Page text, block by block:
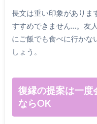
長文は重い印象がありま
すすめできません…。友
にご飯でも食べに行かな
しょう。
復縁の提案は一度
ならOK